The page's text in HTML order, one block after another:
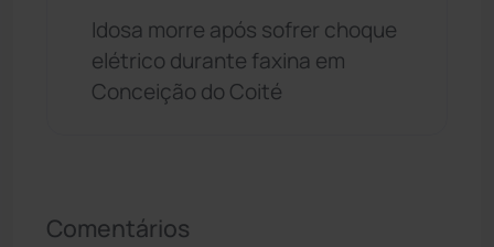
Idosa morre após sofrer choque
elétrico durante faxina em
Conceição do Coité
Comentários